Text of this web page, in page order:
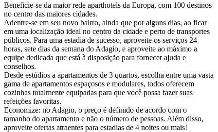
Beneficie-se da maior rede aparthotels da Europa, com 100 destinos
no centro das maiores cidades.
Adentre-se em seu novo bairro, ainda que por alguns dias, ao ficar
em uma localização ideal no centro da cidade e perto de transportes
públicos. Para uma estadia de sucesso, aproveite os serviços 24
horas, sete dias da semana do Adagio, e aproveite ao máximo a
equipe dedicada que está à disposição para fornecer ajuda e
conselhos.
Desde estúdios a apartamentos de 3 quartos, escolha entre uma vasta
gama de apartamentos espaçosos e modulares, todos oferecem
cozinhas totalmente equipadas para que você possa fazer suas
refeições favoritas.
Economize: no Adagio, o preço é definido de acordo com o
tamanho do apartamento e não o número de pessoas. Além disso,
aproveite ofertas atraentes para estadias de 4 noites ou mais!